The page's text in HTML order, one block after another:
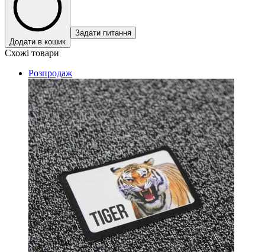
Додати в кошик
Задати питання
Схожі товари
Розпродаж